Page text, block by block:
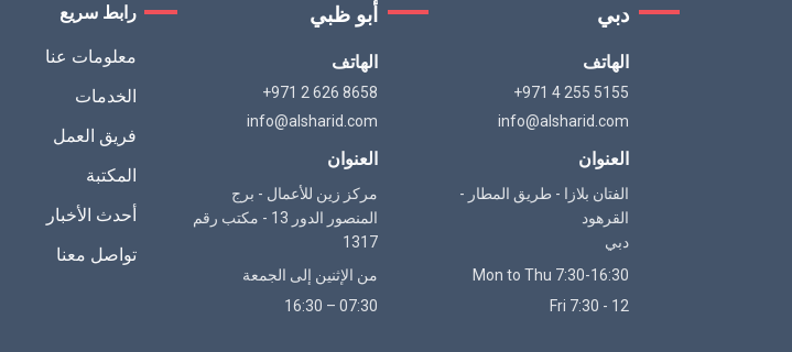
دبي
الهاتف
+971 4 255 5155
info@alsharid.com
العنوان
الفتان بلازا - طريق المطار -
القرهود
دبي
Mon to Thu 7:30-16:30
Fri 7:30 - 12
أبو ظبي
الهاتف
+971 2 626 8658
info@alsharid.com
العنوان
مركز زين للأعمال - برج
المنصور الدور 13 - مكتب رقم
1317
من الإثنين إلى الجمعة
07:30 – 16:30
رابط سريع
معلومات عنا
الخدمات
فريق العمل
المكتبة
أحدث الأخبار
تواصل معنا